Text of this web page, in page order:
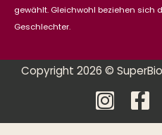
gewählt. Gleichwohl beziehen sich
Geschlechter.
Copyright 2026 ©